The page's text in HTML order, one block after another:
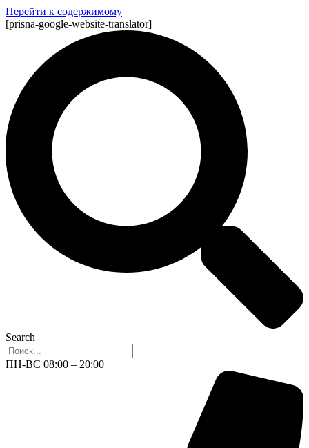
Перейти к содержимому
[prisna-google-website-translator]
Search
ПН-ВС 08:00 – 20:00